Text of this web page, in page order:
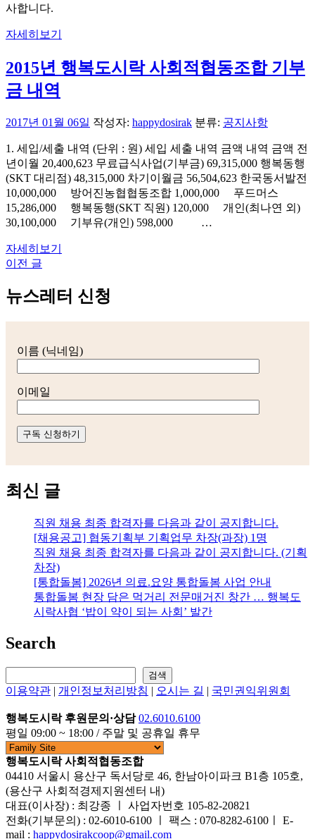
사합니다.
자세히보기
2015년 행복도시락 사회적협동조합 기부
금 내역
2017년 01월 06일 작성자: happydosirak 분류: 공지사항
1. 세입/세출 내역 (단위 : 원) 세입 세출 내역 금액 내역 금액 전
년이월 20,400,623 무료급식사업(기부금) 69,315,000 행복동행
(SKT 대리점) 48,315,000 차기이월금 56,504,623 한국동서발전
10,000,000 방어진농협협동조합 1,000,000 푸드머스
15,286,000 행복동행(SKT 직원) 120,000 개인(최나연 외)
30,100,000 기부유(개인) 598,000 …
자세히보기
글
탐
이전 글
뉴스레터 신청
이름 (닉네임)
이메일
최신 글
직원 채용 최종 합격자를 다음과 같이 공지합니다.
[채용공고] 협동기획부 기획업무 차장(과장) 1명
직원 채용 최종 합격자를 다음과 같이 공지합니다. (기획
차장)
[통합돌봄] 2026년 의료.요양 통합돌봄 사업 안내
통합돌봄 현장 담은 먹거리 전문매거진 창간 … 행복도
시락사협 ‘밥이 약이 되는 사회’ 발간
Search
검색
이용약관 | 개인정보처리방침 | 오시는 길 | 국민권익위원회
행복도시락 후원문의·상담 02.6010.6100
평일 09:00 ~ 18:00 / 주말 및 공휴일 휴무
행복도시락 사회적협동조합
04410 서울시 용산구 독서당로 46, 한남아이파크 B1층 105호,
(용산구 사회적경제지원센터 내)
대표(이사장) : 최강종 ㅣ 사업자번호 105-82-20821
전화(기부문의) : 02-6010-6100 ㅣ 팩스 : 070-8282-6100ㅣ E-
mail : happydosirakcoop@gmail.com